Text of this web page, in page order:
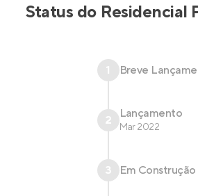
Status do Residencial
1 Breve
2 Lançamento
Mar 2022
3 Em Construção